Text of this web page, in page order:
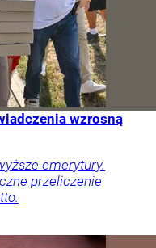
wzrosną
emerytury.
przeliczenie